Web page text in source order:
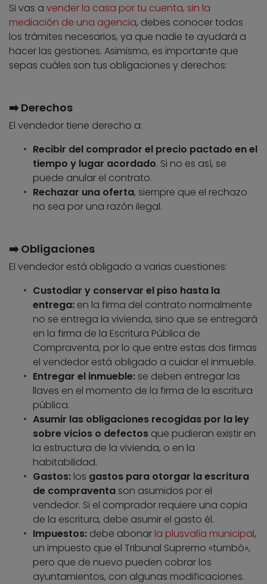
Si vas a vender la casa por tu cuenta, sin la
mediación de una agencia, debes conocer todos
los trámites necesarios, ya que nadie te ayudará a
hacer las gestiones. Asimismo, es importante que
sepas cuáles son tus obligaciones y derechos:
➡️ Derechos
El vendedor tiene derecho a:
Recibir del comprador el precio pactado en el
tiempo y lugar acordado. Si no es así, se
puede anular el contrato.
Rechazar una oferta, siempre que el rechazo
no sea por una razón ilegal.
➡️ Obligaciones
El vendedor está obligado a varias cuestiones:
Custodiar y conservar el piso hasta la
entrega: en la firma del contrato normalmente
no se entrega la vivienda, sino que se entregará
en la firma de la Escritura Pública de
Compraventa, por lo que entre estas dos firmas
el vendedor está obligado a cuidar el inmueble.
Entregar el inmueble: se deben entregar las
llaves en el momento de la firma de la escritura
pública.
Asumir las obligaciones recogidas por la ley
sobre vicios o defectos que pudieran existir en
la estructura de la vivienda, o en la
habitabilidad.
Gastos: los gastos para otorgar la escritura
de compraventa son asumidos por el
vendedor. Si el comprador requiere una copia
de la escritura, debe asumir el gasto él.
Impuestos: debe abonar la plusvalía municipal,
un impuesto que el Tribunal Supremo «tumbó»,
pero que de nuevo pueden cobrar los
ayuntamientos, con algunas modificaciones.